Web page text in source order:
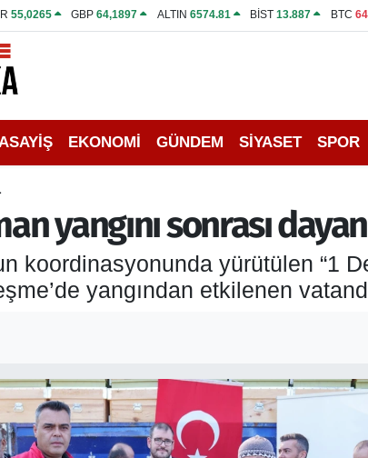
55,0265 GBP64,1897 ALTIN 6574.81 BİST13.887 BTC
EKONOMİ GÜNDEM SİYASET SPOR
yangını sonrası
koordinasyonunda yürütülen “1
yangından etkilenen